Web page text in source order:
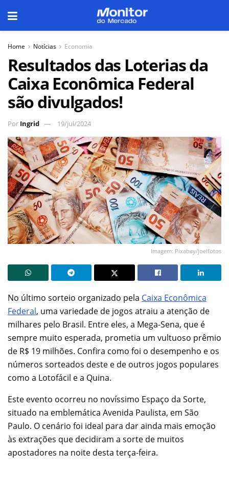
Home Notícias Economia
Resultados das Loterias da
Caixa Econômica Federal
são divulgados!
Por Ingrid 19/jul/2024
Imagem: Pixabay/joelfotos
No último sorteio organizado pela Caixa Econômica
Federal, uma variedade de jogos atraiu a atenção de
milhares pelo Brasil. Entre eles, a Mega-Sena, que é
sempre muito esperada, prometia um vultuoso prêmio
de R$ 19 milhões. Confira como foi o desempenho e os
números sorteados deste e de outros jogos populares
como a Lotofácil e a Quina.
Este evento ocorreu no novíssimo Espaço da Sorte,
situado na emblemática Avenida Paulista, em São
Paulo. O cenário foi ideal para dar ainda mais emoção
às extrações que decidiram a sorte de muitos
apostadores na noite desta terça-feira.